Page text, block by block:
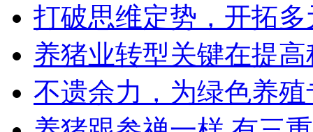
打破思维定势，开拓
养猪业转型关键在提
不遗余力，为绿色养